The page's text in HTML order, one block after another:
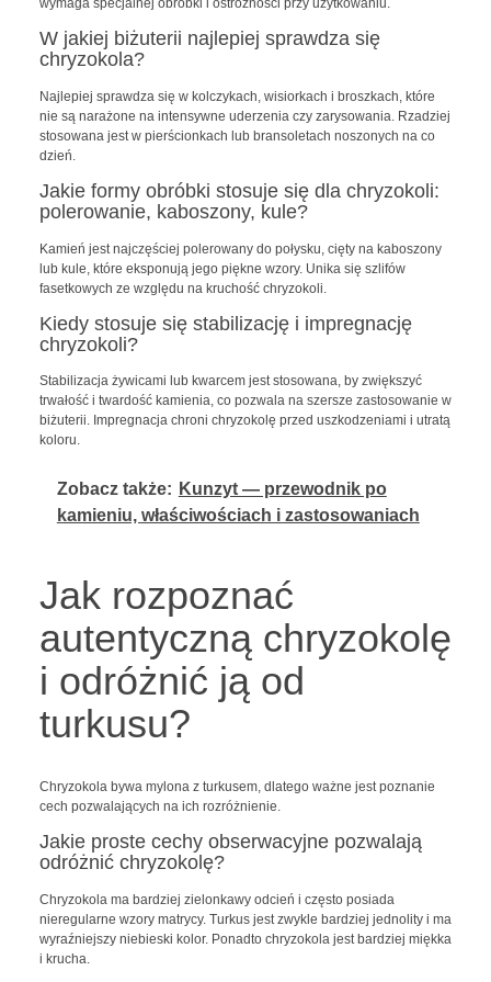
wymaga specjalnej obróbki i ostrożności przy użytkowaniu.
W jakiej biżuterii najlepiej sprawdza się
chryzokola?
Najlepiej sprawdza się w kolczykach, wisiorkach i broszkach, które
nie są narażone na intensywne uderzenia czy zarysowania. Rzadziej
stosowana jest w pierścionkach lub bransoletach noszonych na co
dzień.
Jakie formy obróbki stosuje się dla chryzokoli:
polerowanie, kaboszony, kule?
Kamień jest najczęściej polerowany do połysku, cięty na kaboszony
lub kule, które eksponują jego piękne wzory. Unika się szlifów
fasetkowych ze względu na kruchość chryzokoli.
Kiedy stosuje się stabilizację i impregnację
chryzokoli?
Stabilizacja żywicami lub kwarcem jest stosowana, by zwiększyć
trwałość i twardość kamienia, co pozwala na szersze zastosowanie w
biżuterii. Impregnacja chroni chryzokolę przed uszkodzeniami i utratą
koloru.
Zobacz także: Kunzyt — przewodnik po
kamieniu, właściwościach i zastosowaniach
Jak rozpoznać
autentyczną chryzokolę
i odróżnić ją od
turkusu?
Chryzokola bywa mylona z turkusem, dlatego ważne jest poznanie
cech pozwalających na ich rozróżnienie.
Jakie proste cechy obserwacyjne pozwalają
odróżnić chryzokolę?
Chryzokola ma bardziej zielonkawy odcień i często posiada
nieregularne wzory matrycy. Turkus jest zwykle bardziej jednolity i ma
wyraźniejszy niebieski kolor. Ponadto chryzokola jest bardziej miękka
i krucha.